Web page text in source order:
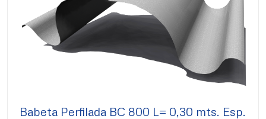
Babeta Perfilada BC 800 L= 0,30 mts. Esp.